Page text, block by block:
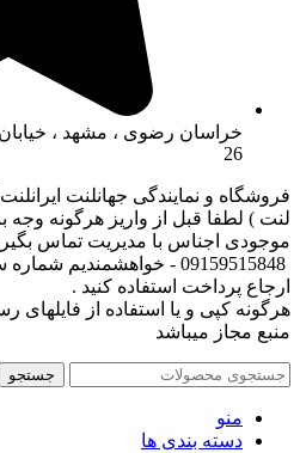
26
فروشگاه و نمایندگی جهانلنت
لنت ) لطفا قبل از واریز هرگونه وجه
موجودی اجناس با مدیریت تماس
09159515848 -
ارجاع پرداخت استفاده کنید .
هرگونه کپی و یا استفاده از فایلهای
منبع مجاز میباشد
جستجو
منو
دسته بندی ها